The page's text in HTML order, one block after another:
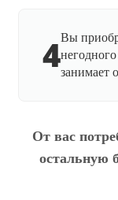
4Вы
занимает
От вас
остальную